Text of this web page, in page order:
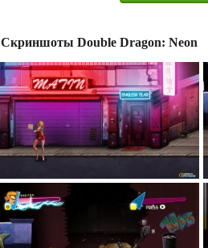
Скриншоты Double Dragon: Neon